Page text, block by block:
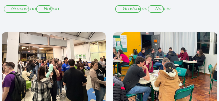
Graduação Notícia Graduação Notícia